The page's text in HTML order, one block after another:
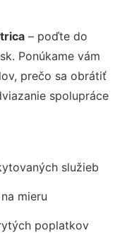
– poďte do
Ponúkame vám
prečo sa obrátiť
spolupráce
služieb
mieru
poplatkov